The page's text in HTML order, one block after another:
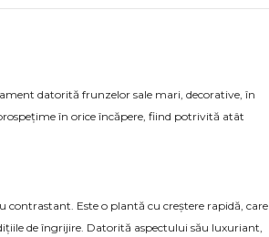
datorită frunzelor sale mari, decorative, în
în orice încăpere, fiind potrivită atât
Este o plantă cu creștere rapidă, care
de îngrijire. Datorită aspectului său luxuriant,